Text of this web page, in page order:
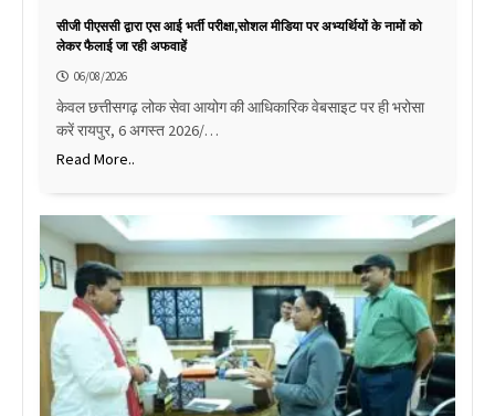
सीजी पीएससी द्वारा एस आई भर्ती परीक्षा,सोशल मीडिया पर अभ्यर्थियों के नामों को
लेकर फैलाई जा रही अफवाहें
06/08/2026
केवल छत्तीसगढ़ लोक सेवा आयोग की आधिकारिक वेबसाइट पर ही भरोसा
करें रायपुर, 6 अगस्त 2026/…
Read More..